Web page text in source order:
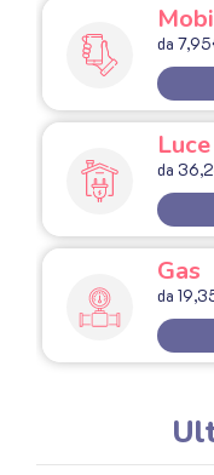
da
Luce
da
Gas
da